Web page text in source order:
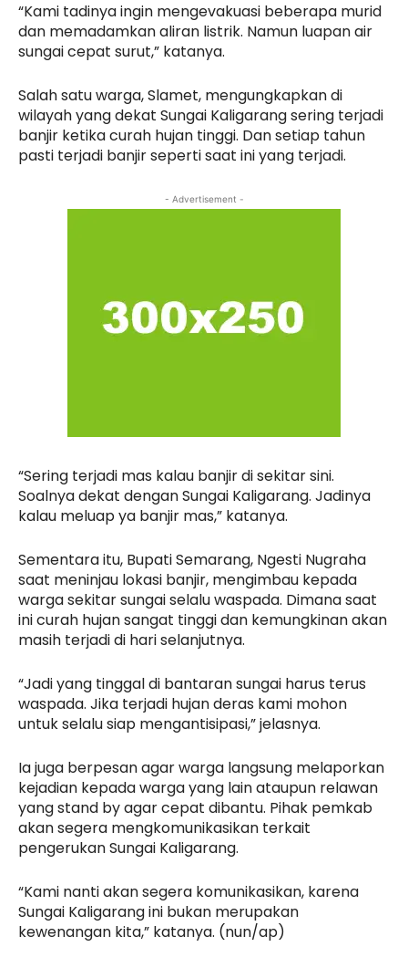
“Kami tadinya ingin mengevakuasi beberapa murid
dan memadamkan aliran listrik. Namun luapan air
sungai cepat surut,” katanya.
Salah satu warga, Slamet, mengungkapkan di
wilayah yang dekat Sungai Kaligarang sering terjadi
banjir ketika curah hujan tinggi. Dan setiap tahun
pasti terjadi banjir seperti saat ini yang terjadi.
- Advertisement -
“Sering terjadi mas kalau banjir di sekitar sini.
Soalnya dekat dengan Sungai Kaligarang. Jadinya
kalau meluap ya banjir mas,” katanya.
Sementara itu, Bupati Semarang, Ngesti Nugraha
saat meninjau lokasi banjir, mengimbau kepada
warga sekitar sungai selalu waspada. Dimana saat
ini curah hujan sangat tinggi dan kemungkinan akan
masih terjadi di hari selanjutnya.
“Jadi yang tinggal di bantaran sungai harus terus
waspada. Jika terjadi hujan deras kami mohon
untuk selalu siap mengantisipasi,” jelasnya.
Ia juga berpesan agar warga langsung melaporkan
kejadian kepada warga yang lain ataupun relawan
yang stand by agar cepat dibantu. Pihak pemkab
akan segera mengkomunikasikan terkait
pengerukan Sungai Kaligarang.
“Kami nanti akan segera komunikasikan, karena
Sungai Kaligarang ini bukan merupakan
kewenangan kita,” katanya. (nun/ap)